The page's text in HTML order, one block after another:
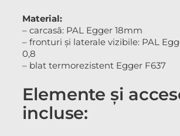
Material:
– carcasă: PAL Egger 18mm
– fronturi și laterale vizibile: PAL
0,8
– blat termorezistent Egger F637
Elemente și
incluse: